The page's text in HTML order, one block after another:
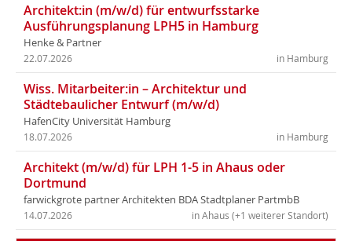
Architekt:in (m/w/d) für entwurfsstarke
Ausführungsplanung LPH5 in Hamburg
Henke & Partner
in Hamburg
22.07.2026
Wiss. Mitarbeiter:in – Architektur und
Städtebaulicher Entwurf (m/w/d)
HafenCity Universität Hamburg
in Hamburg
18.07.2026
Architekt (m/w/d) für LPH 1-5 in Ahaus oder
Dortmund
farwickgrote partner Architekten BDA Stadtplaner PartmbB
in Ahaus (+1 weiterer Standort)
14.07.2026